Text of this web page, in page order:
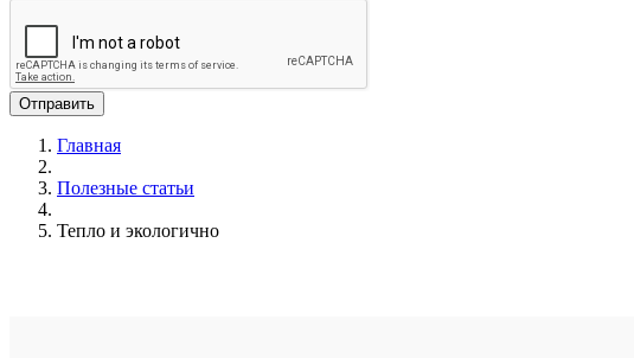
Главная
Полезные статьи
Тепло и экологично